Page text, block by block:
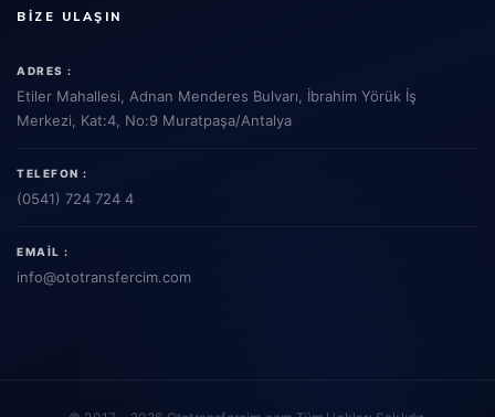
BIZE ULAŞIN
ADRES :
Etiler Mahallesi, Adnan Menderes Bulvarı, İbrahim Yörük İş
Merkezi, Kat:4, No:9 Muratpaşa/Antalya
TELEFON :
(0541) 724 724 4
EMAIL :
info@ototransfercim.com